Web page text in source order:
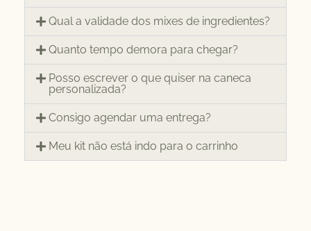
Qual a validade dos mixes de ingredientes?
Quanto tempo demora para chegar?
Posso escrever o que quiser na caneca
personalizada?
Consigo agendar uma entrega?
Meu kit não está indo para o carrinho